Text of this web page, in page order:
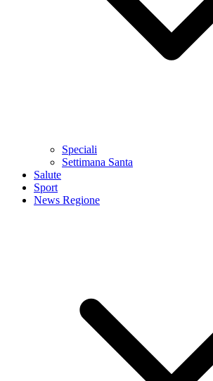
Speciali
Settimana Santa
Salute
Sport
News Regione